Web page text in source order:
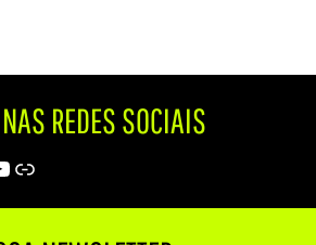
REDES SOCIAIS
Trip Advisor